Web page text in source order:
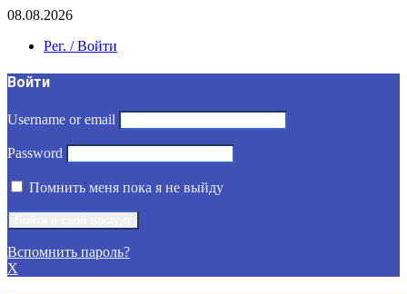
08.08.2026
Рег. / Войти
Войти
Username or email
Password
Помнить меня пока я не выйду
Вспомнить пароль?
X